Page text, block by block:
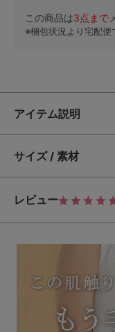
この商品は3点まで
※梱包状況より宅配便
アイテム説明
サイズ / 素材
レビュー